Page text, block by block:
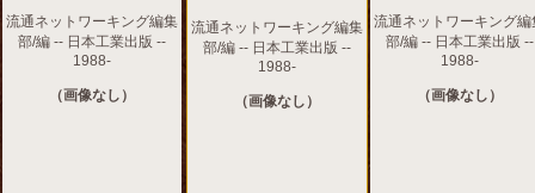
流通ネットワーキング編集
部/編 -- 日本工業出版 --
1988-
（画像なし）
流通ネットワーキング編集
部/編 -- 日本工業出版 --
1988-
（画像なし）
流通ネットワーキング編
部/編 -- 日本工業出版 --
1988-
（画像なし）